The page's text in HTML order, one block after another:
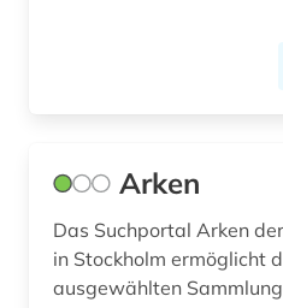
gemeinde (1)
georg
Arken
Das Suchportal Arken
in Stockholm ermöglicht
ausgewählten